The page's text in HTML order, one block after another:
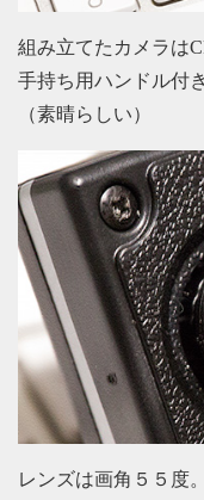
組み立てたカメラは
手持ち用ハンドル付
（素晴らしい）
レンズは画角５５度